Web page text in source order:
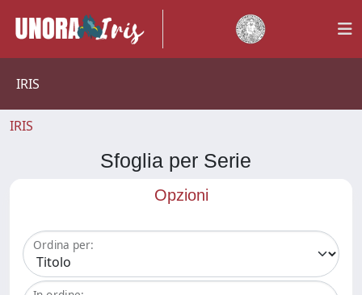
IRIS
IRIS
Sfoglia per Serie
Opzioni
Ordina per: